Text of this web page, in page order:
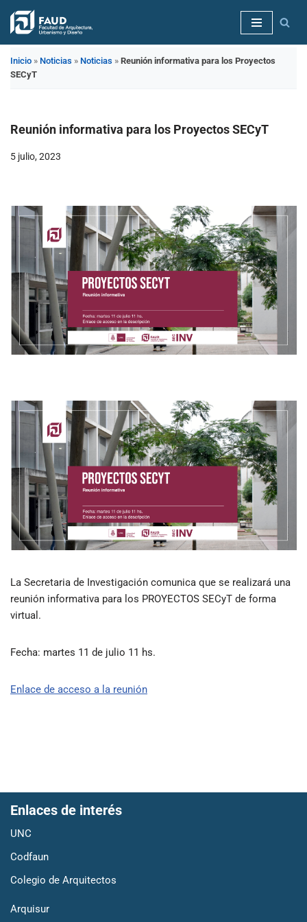
Saltar
contenido
Inicio » Noticias » Noticias » Reunión informativa para los Proyectos
SECyT
Reunión informativa para los Proyectos SECyT
5 julio, 2023
La Secretaria de Investigación comunica que se realizará una
reunión informativa para los PROYECTOS SECyT de forma
virtual.
Fecha: martes 11 de julio 11 hs.
Enlace de acceso a la reunión
Enlaces de interés
UNC
Codfaun
Colegio de Arquitectos
Arquisur